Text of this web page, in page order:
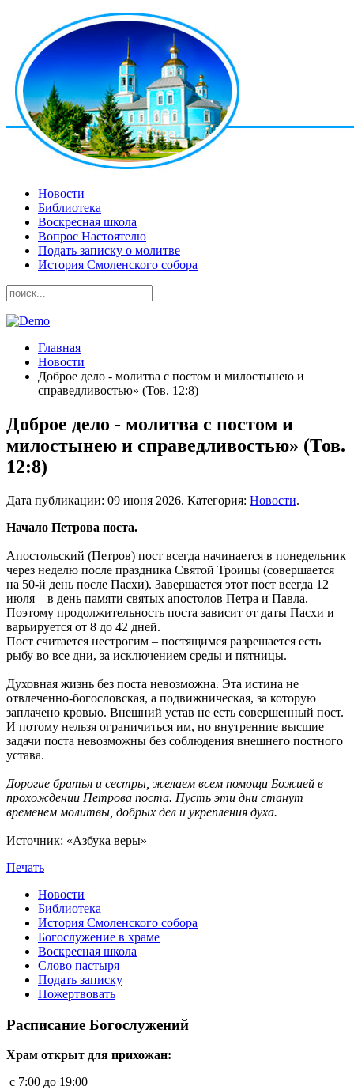
Новости
Библиотека
Воскресная школа
Вопрос Настоятелю
Подать записку о молитве
История Смоленского собора
Главная
Новости
Доброе дело - молитва с постом и милостынею и
справедливостью» (Тов. 12:8)
Доброе дело - молитва с постом и
милостынею и справедливостью» (Тов.
12:8)
Дата публикации: 09 июня 2026. Категория: Новости.
Начало Петрова поста.
Апостольский (Петров) пост всегда начинается в понедельник
через неделю после праздника Святой Троицы (совершается
на 50-й день после Пасхи). Завершается этот пост всегда 12
июля – в день памяти святых апостолов Петра и Павла.
Поэтому продолжительность поста зависит от даты Пасхи и
варьируется от 8 до 42 дней.
Пост считается нестрогим – постящимся разрешается есть
рыбу во все дни, за исключением среды и пятницы.
Духовная жизнь без поста невозможна. Эта истина не
отвлеченно-богословская, а подвижническая, за которую
заплачено кровью. Внешний устав не есть совершенный пост.
И потому нельзя ограничиться им, но внутренние высшие
задачи поста невозможны без соблюдения внешнего постного
устава.
Дорогие братья и сестры, желаем всем помощи Божией в
прохождении Петрова поста. Пусть эти дни станут
временем молитвы, добрых дел и укрепления духа.
Источник: «Азбука веры»
Печать
Новости
Библиотека
История Смоленского собора
Богослужение в храме
Воскресная школа
Слово пастыря
Подать записку
Пожертвовать
Расписание Богослужений
Храм открыт для прихожан:
c 7:00 до 19:00